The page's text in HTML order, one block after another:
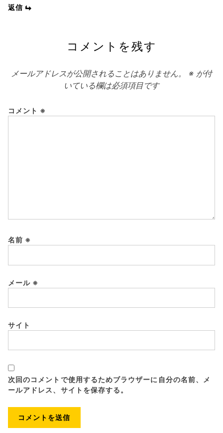
返信
コメントを残す
メールアドレスが公開されることはありません。 ※ が付
いている欄は必須項目です
コメント ※
名前 ※
メール ※
サイト
次回のコメントで使用するためブラウザーに自分の名前、メ
ールアドレス、サイトを保存する。